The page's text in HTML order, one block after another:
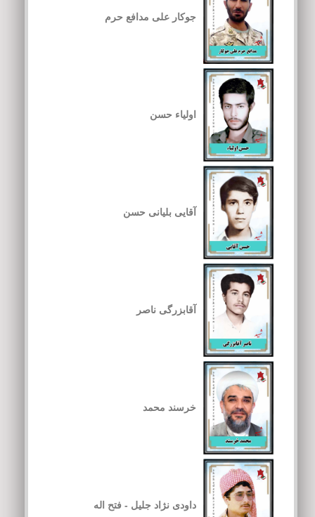
جوکار علی مدافع حرم
اولیاء حسن
آقایی بلیانی حسن
آقابزرگی ناصر
خرسند محمد
داودی نژاد جلیل - فتح اله